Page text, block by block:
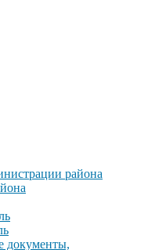
района
документы,